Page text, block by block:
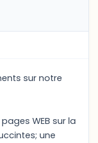
sur notre
WEB sur la
une